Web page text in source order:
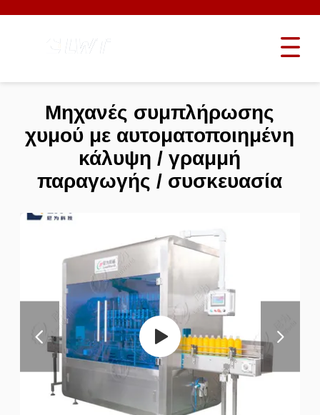
Μηχανές συμπλήρωσης
χυμού με αυτοματοποιημένη
κάλυψη / γραμμή
παραγωγής / συσκευασία